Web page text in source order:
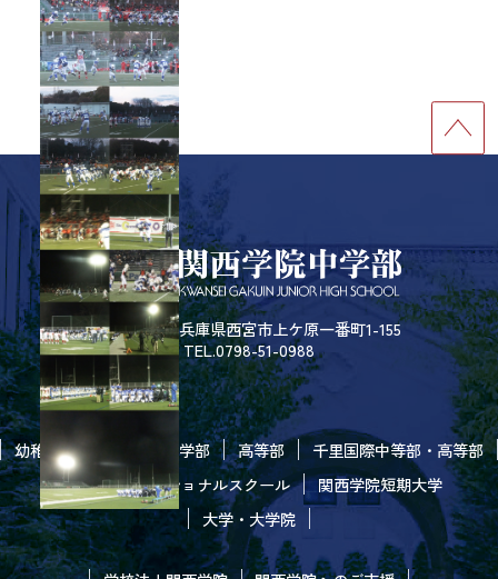
〒662-8501 兵庫県西宮市上ケ原一番町1-155
TEL.0798-51-0988
幼稚園 中学部 高等部
千里国際中等部・高等部
大阪インターナショナルスクール
関西学院短期大学
大学・大学院